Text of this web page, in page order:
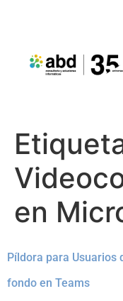
en
Píldora para Usuarios
fondo en Teams